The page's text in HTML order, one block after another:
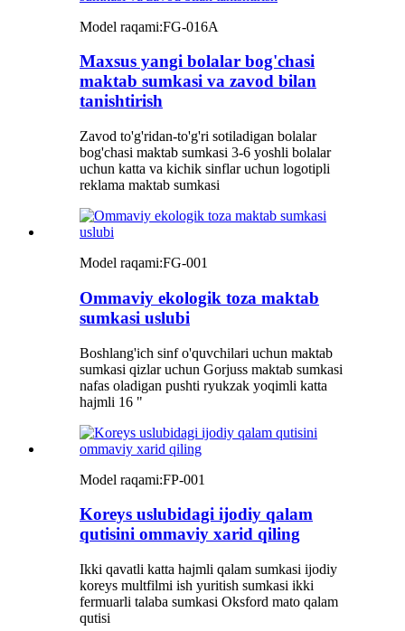
Model raqami:FG-016A
Maxsus yangi bolalar bog'chasi
maktab sumkasi va zavod bilan
tanishtirish
Zavod to'g'ridan-to'g'ri sotiladigan bolalar
bog'chasi maktab sumkasi 3-6 yoshli bolalar
uchun katta va kichik sinflar uchun logotipli
reklama maktab sumkasi
Model raqami:FG-001
Ommaviy ekologik toza maktab
sumkasi uslubi
Boshlang'ich sinf o'quvchilari uchun maktab
sumkasi qizlar uchun Gorjuss maktab sumkasi
nafas oladigan pushti ryukzak yoqimli katta
hajmli 16 "
Model raqami:FP-001
Koreys uslubidagi ijodiy qalam
qutisini ommaviy xarid qiling
Ikki qavatli katta hajmli qalam sumkasi ijodiy
koreys multfilmi ish yuritish sumkasi ikki
fermuarli talaba sumkasi Oksford mato qalam
qutisi